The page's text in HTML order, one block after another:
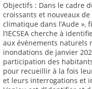
Objectifs : Dans le cadre
croissants et nouveaux
climatique dans l’Aude »,
l’IECSEA cherche à
aux événements naturels
inondations de janvier
participation des
pour recueillir à la fois
et leurs interrogations et